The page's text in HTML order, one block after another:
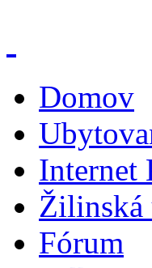
Domov
Internet
Žilinská
Fórum